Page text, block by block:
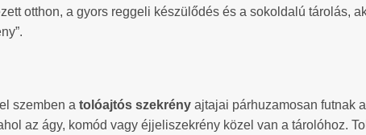
otthon, a gyors reggeli készülődés és a sokoldalú tárolás,
szemben a tolóajtós szekrény ajtajai párhuzamosan futnak
az ágy, komód vagy éjjeliszekrény közel van a tárolóhoz.